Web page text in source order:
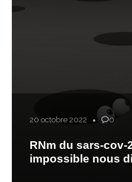
20 octobre 2022 0
RNm du sars-cov-
impossible nous